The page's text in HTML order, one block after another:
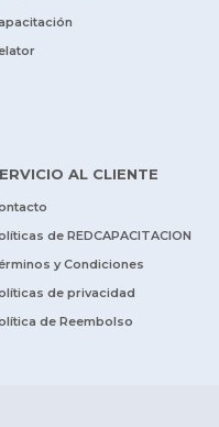
AL CLIENTE
de REDCAPACITACION
y Condiciones
de privacidad
de Reembolso